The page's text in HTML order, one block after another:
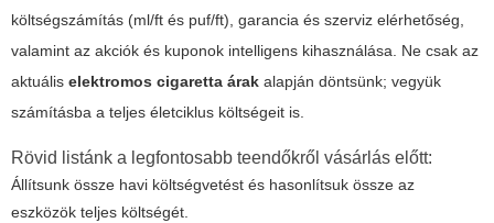
költségszámítás (ml/ft és puf/ft), garancia és szerviz elérhetőség,
valamint az akciók és kuponok intelligens kihasználása. Ne csak az
aktuális elektromos cigaretta árak alapján döntsünk; vegyük
számításba a teljes életciklus költségeit is.
Rövid listánk a legfontosabb teendőkről vásárlás előtt:
Állítsunk össze havi költségvetést és hasonlítsuk össze az
eszközök teljes költségét.